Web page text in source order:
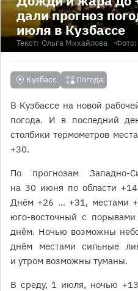
дали прогноз
июля в Кузбассе
Текст: Ольга Михайлова Фото:
Кузбасс Погода
В Кузбассе на новой
погода. И в последний
столбики термометров
+30.
По прогнозам Западно-
на 30 июня по области
Днём +26 … +31, местами
юго-восточный с
днём. Ночью возможны
днём местами сильные
и утром возможны туманы.
В среду, 1 июля, ночью